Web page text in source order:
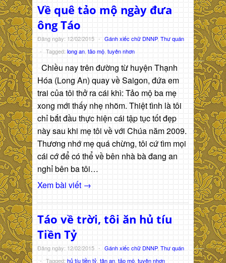
Về quê tảo mộ ngày đưa
ông Táo
Đăng ngày: 12/02/2015 - Gánh xiếc chữ DNNP, Thư quán
- Tagged: long an, tảo mộ, tuyên nhơn
Chiều nay trên đường từ huyện Thạnh
Hóa (Long An) quay về Saigon, đứa em
trai của tôi thở ra cái khì: Tảo mộ ba mẹ
xong mới thấy nhẹ nhõm. Thiệt tình là tôi
chỉ bắt đầu thực hiện cái tập tục tốt đẹp
này sau khi mẹ tôi về với Chúa năm 2009.
Thương nhớ mẹ quá chừng, tôi cứ tìm mọi
cái cớ để có thể về bên nhà bà đang an
nghỉ bên ba tôi…
Xem bài viết →
Táo về trời, tôi ăn hủ tíu
Tiền Tỷ
Đăng ngày: 12/02/2015 - Gánh xiếc chữ DNNP, Thư quán
- Tagged:hủ tíu tiền tỷ, tân an tảo mộ tuyên nhơn